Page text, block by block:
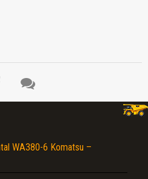
WA380-6 Komatsu –